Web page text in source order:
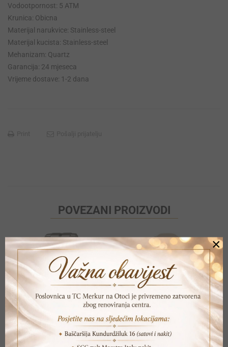
Vodootpornost: 5 ATM
Krunica: Obicna
Materijal narukvice: Stainless-steel
Materijal kucista: Stainless-steel
Mehanizam: Quartz
Garancija: 24 mjeseca
Vrijeme dostave: 1-2 dana
POVEZANI PROIZVODI
×